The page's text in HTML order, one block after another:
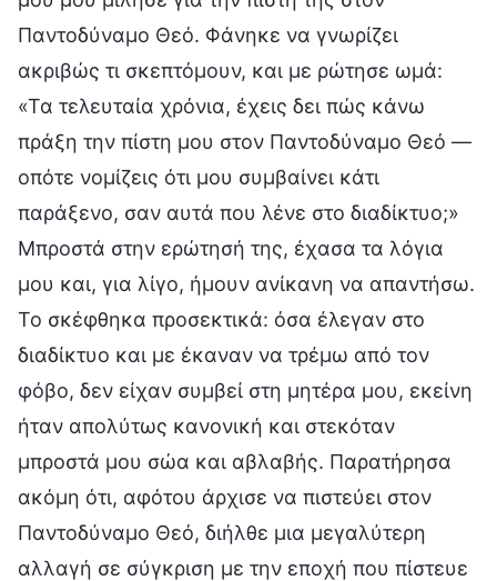
Παντοδύναμο Θεό. Φάνηκε να γνωρίζει
ακριβώς τι σκεπτόμουν, και με ρώτησε ωμά:
«Τα τελευταία χρόνια, έχεις δει πώς κάνω
πράξη την πίστη μου στον Παντοδύναμο Θεό —
οπότε νομίζεις ότι μου συμβαίνει κάτι
παράξενο, σαν αυτά που λένε στο διαδίκτυο;»
Μπροστά στην ερώτησή της, έχασα τα λόγια
μου και, για λίγο, ήμουν ανίκανη να απαντήσω.
Το σκέφθηκα προσεκτικά: όσα έλεγαν στο
διαδίκτυο και με έκαναν να τρέμω από τον
φόβο, δεν είχαν συμβεί στη μητέρα μου, εκείνη
ήταν απολύτως κανονική και στεκόταν
μπροστά μου σώα και αβλαβής. Παρατήρησα
ακόμη ότι, αφότου άρχισε να πιστεύει στον
Παντοδύναμο Θεό, διήλθε μια μεγαλύτερη
αλλαγή σε σύγκριση με την εποχή που πίστευε